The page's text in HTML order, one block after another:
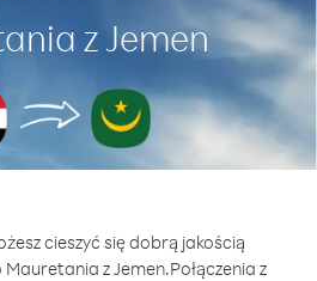
z Jemen
cieszyć się dobrą jakością
z Jemen.Połączenia z